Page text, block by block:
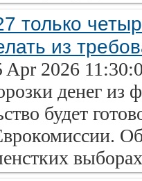
только
из
Apr 2026
денег из
будет